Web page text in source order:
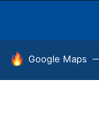
HOY SE HABLA
Google Maps